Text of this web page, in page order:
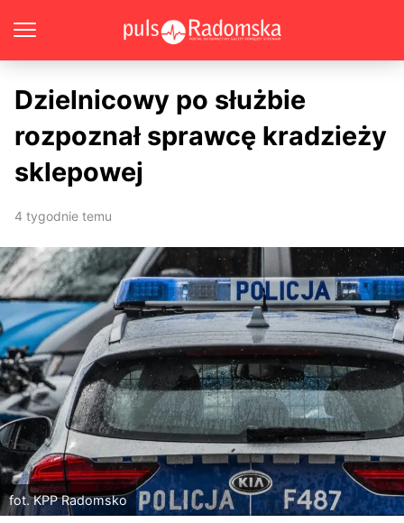
Dzielnicowy po służbie
rozpoznał sprawcę kradzieży
sklepowej
4 tygodnie temu
fot. KPP Radomsko